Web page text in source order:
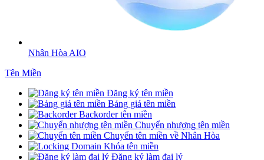
Nhân Hòa AIO
Tên Miền
Đăng ký tên miền
Bảng giá tên miền
Backorder tên miền
Chuyển nhượng tên miền
Chuyển tên miền về Nhân Hòa
Khóa tên miền
Đăng ký làm đại lý